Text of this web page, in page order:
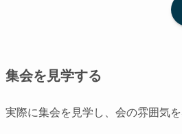
集会を見学する
実際に集会を見学し、会の雰囲気